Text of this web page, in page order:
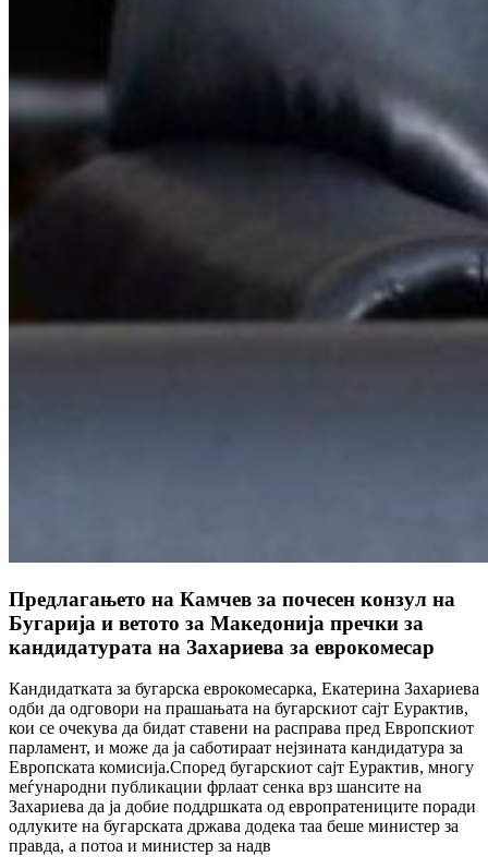
Предлагањето на Камчев за почесен конзул на
Бугарија и ветото за Македонија пречки за
кандидатурата на Захариева за еврокомесар
Кандидатката за бугарска еврокомесарка, Екатерина Захариева
одби да одговори на прашањата на бугарскиот сајт Еурактив,
кои се очекува да бидат ставени на расправа пред Европскиот
парламент, и може да ја саботираат нејзината кандидатура за
Европската комисија.Според бугарскиот сајт Еурактив, многу
меѓународни публикации фрлаат сенка врз шансите на
Захариева да ја добие поддршката од европратениците поради
одлуките на бугарската држава додека таа беше министер за
правда, а потоа и министер за надв